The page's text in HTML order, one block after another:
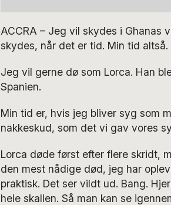
ACCRA – Jeg vil skydes i Ghanas
skydes, når det er tid. Min tid altså.
Jeg vil gerne dø som Lorca. Han
Spanien.
Min tid er, hvis jeg bliver syg som
nakkeskud, som det vi gav vores
Lorca døde først efter flere skridt,
den mest nådige død, jeg har
praktisk. Det ser vildt ud. Bang.
hele skallen. Så man kan se